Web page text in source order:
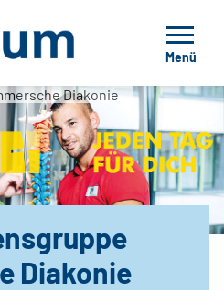
Menü
Diakonie
Diakonie